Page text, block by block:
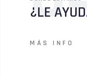
¿LE
MÁS INFO